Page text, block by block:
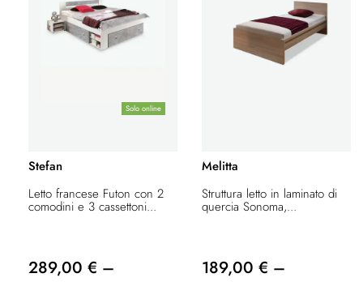
Solo online
Stefan
Letto francese Futon con 2
comodini e 3 cassettoni...
289,00 € –
Melitta
Struttura letto in laminato di
quercia Sonoma,...
189,00 € –